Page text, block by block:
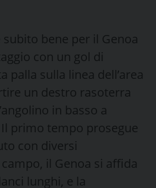
bene per il Genoa
con un gol di
palla sulla linea dell’area
un destro rasoterra
in basso a
primo tempo prosegue
con diversi
il Genoa si affida
lunghi, e la